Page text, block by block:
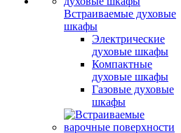
Встраиваемые духовые
шкафы
Электрические
духовые шкафы
Компактные
духовые шкафы
Газовые духовые
шкафы